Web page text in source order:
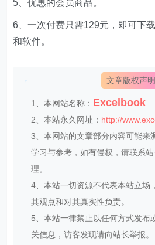
5、优惠的会员商品。
6、一次付费只需129元，即可下
和软件。
文章版权声明
1、本网站名称： Excelbook
2、本站永久网址： http://
3、本网站的文章部分内容可能来
学习与参考，如有侵权，请联系
理。
4、本站一切资源不代表本站立场
其观点和对其真实性负责。
5、本站一律禁止以任何方式发布
关信息，访客发现请向站长举报。